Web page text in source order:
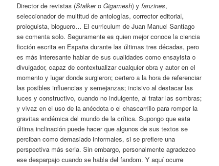
Director de revistas (StalkeroGigamesh) yfanzines,
seleccionador de multitud de antologías, corrector editorial,
prologuista, bloguero… El curriculum de Juan Manuel Santiago
se comenta solo. Seguramente es quien mejor conoce la ciencia
ficción escrita en España durante las últimas tres décadas, pero
es más interesante hablar de sus cualidades como ensayista o
divulgador, capaz de contextualizar cualquier obra y autor en el
momento y lugar donde surgieron; certero a la hora de referenciar
las posibles influencias y semejanzas; incisivo al destacar las
luces y constructivo, cuando no indulgente, al tratar las sombras;
y vivaz en el uso de la anécdota o el chascarrillo para romper la
gravitas endémica del mundo de la crítica. Supongo que esta
última inclinación puede hacer que algunos de sus textos se
perciban como demasiado informales, si se prefiere una
perspectiva más seria. Sin embargo, personalmente agradezco
ese desparpajo cuando se habla del fandom. Y aquí ocurre